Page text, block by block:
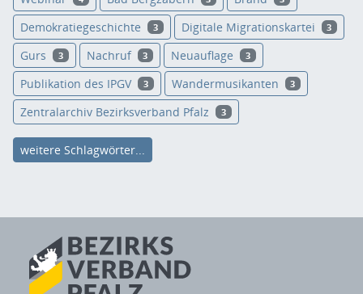
Demokratiegeschichte 3 Digitale Migrationskartei 3
Gurs 3 Nachruf 3 Neuauflage 3
Publikation des IPGV 3 Wandermusikanten 3
Zentralarchiv Bezirksverband Pfalz 3
weitere Schlagwörter...